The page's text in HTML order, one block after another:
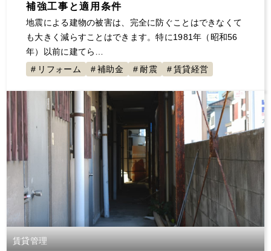
補強工事と適用条件
地震による建物の被害は、完全に防ぐことはできなくて
も大きく減らすことはできます。特に1981年（昭和56
年）以前に建てら…
リフォーム
補助金 耐震 賃貸経営
賃貸管理